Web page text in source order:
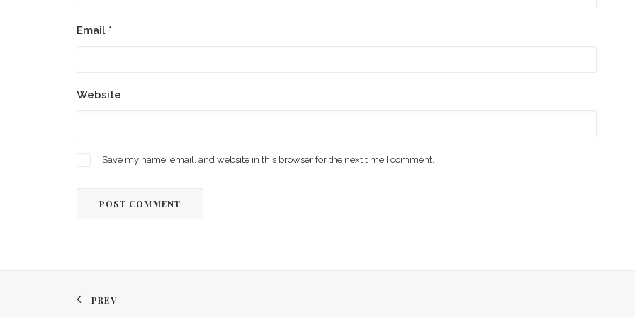
Email *
Website
Save my name, email, and website in this browser for the next time I comment.
PREV